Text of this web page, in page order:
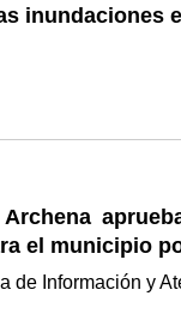
inundaciones
el municipio
de Información y